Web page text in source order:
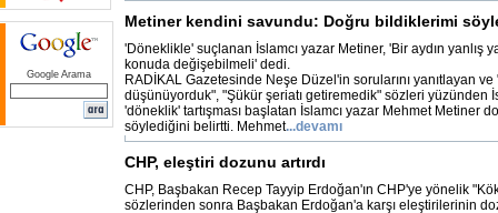
Google Arama
Metiner kendini savundu: Doğru bildiklerimi
'Döneklikle' suçlanan İslamcı yazar Metiner, 'Bir aydın yanlış
konuda değişebilmeli' dedi.
RADİKAL Gazetesinde Neşe Düzel'in sorularını yanıtlayan
düşünüyorduk", "Şükür şeriatı getiremedik" sözleri yüzünden
'döneklik' tartışması başlatan İslamcı yazar Mehmet Metiner
söylediğini belirtti. Mehmet...devamı
CHP, eleştiri dozunu artırdı
CHP, Başbakan Recep Tayyip Erdoğan'ın CHP'ye yönelik
sözlerinden sonra Başbakan Erdoğan'a karşı eleştirilerinin